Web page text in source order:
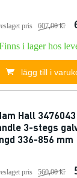
pris 607,00 kr
i lager hos
lägg till i
Hall
3-stegs
336-856 mm
pris 560,00 kr